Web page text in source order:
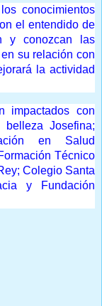
conocimientos
el entendido de
y conozcan las
su relación con
la actividad
impactados con
Josefina;
en Salud
Técnico
Colegio Santa
y Fundación